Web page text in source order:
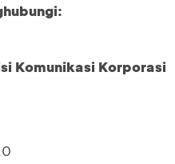
Komunikasi Korporasi